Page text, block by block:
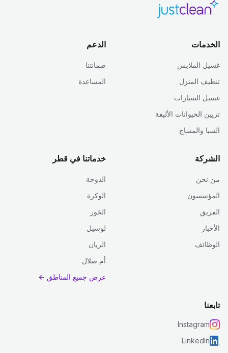
الخدمات
غسيل الملابس
تنظيف المنزل
غسيل السيارات
تزيين الحيوانات الأليفة
السبا والمساج
الدعم
ضمانتنا
المساعدة
الشركة
من نحن
المؤسسون
الفريق
الأخبار
الوظائف
خدماتنا في قطر
الدوحة
الوكرة
الخور
لوسيل
الريان
أم صلال
عرض جميع المناطق ←
تابعنا
Instagram
LinkedIn